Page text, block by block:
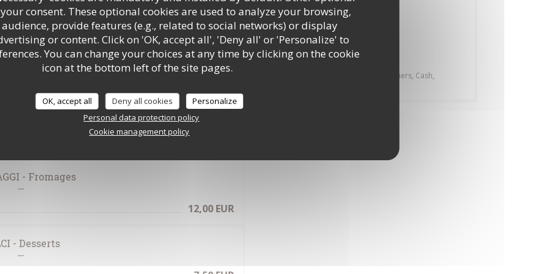
consent. These optional cookies are used to analyze your browsing,
provide features (e.g., related to social networks) or display
or content. Click on 'OK, accept all', 'Deny all' or 'Personalize' to
You can change your choices at any time by clicking on the cookie
icon at the bottom left of the site pages.
OK, accept all Deny all cookies
Personalize
Personal data protection policy
Cookie management policy
ricotta affumicata 18,00 EUR
fumée
20,00 EUR
20,00 EUR
courgettes et oignons rouges
oglio di fico 22,00 EUR
- Fromages
12,00 EUR
- Desserts
Italian Restaurant
Services
WiFi
Payment methods
American Express, Restaurant Vouchers, Cash,